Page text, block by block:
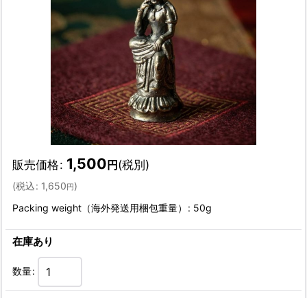
販売価格: 1,500 円 (税別)
(税込: 1,650円)
Packing weight（海外発送用梱包重量）
: 50g
在庫あり
数量: